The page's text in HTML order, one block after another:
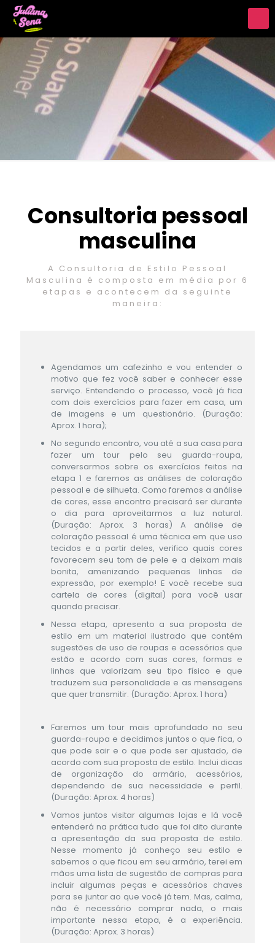
Consultoria pessoal
masculina
A Consultoria de Estilo Pessoal
Masculina é composta em média por 6
etapas e acontecem da seguinte
maneira:
Agendamos um cafezinho e vou entender o
motivo que fez você saber e conhecer esse
serviço. Entendendo o processo, você já fica
com dois exercícios para fazer em casa, um
de imagens e um questionário. (Duração:
Aprox. 1 hora);
No segundo encontro, vou até a sua casa para
fazer um tour pelo seu guarda-roupa,
conversarmos sobre os exercícios feitos na
etapa 1 e faremos as análises de coloração
pessoal e de silhueta. Como faremos a análise
de cores, esse encontro precisará ser durante
o dia para aproveitarmos a luz natural.
(Duração: Aprox. 3 horas) A análise de
coloração pessoal é uma técnica em que uso
tecidos e a partir deles, verifico quais cores
favorecem seu tom de pele e a deixam mais
bonita, amenizando pequenas linhas de
expressão, por exemplo! E você recebe sua
cartela de cores (digital) para você usar
quando precisar.
Nessa etapa, apresento a sua proposta de
estilo em um material ilustrado que contém
sugestões de uso de roupas e acessórios que
estão e acordo com suas cores, formas e
linhas que valorizam seu tipo físico e que
traduzem sua personalidade e as mensagens
que quer transmitir. (Duração: Aprox. 1 hora)
Faremos um tour mais aprofundado no seu
guarda-roupa e decidimos juntos o que fica, o
que pode sair e o que pode ser ajustado, de
acordo com sua proposta de estilo. Inclui dicas
de organização do armário, acessórios,
dependendo de sua necessidade e perfil.
(Duração: Aprox. 4 horas)
Vamos juntos visitar algumas lojas e lá você
entenderá na prática tudo que foi dito durante
a apresentação da sua proposta de estilo.
Nesse momento já conheço seu estilo e
sabemos o que ficou em seu armário, terei em
mãos uma lista de sugestão de compras para
incluir algumas peças e acessórios chaves
para se juntar ao que você já tem. Mas, calma,
não é necessário comprar nada, o mais
importante nessa etapa, é a experiência.
(Duração: Aprox. 3 horas)